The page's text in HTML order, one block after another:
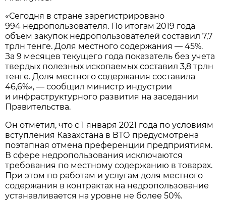
«Сегодня в стране зарегистрировано
994 недропользователя. По итогам 2019 года
объем закупок недропользователей составил 7,7
трлн тенге. Доля местного содержания — 45%.
За 9 месяцев текущего года показатель без учета
твердых полезных ископаемых составил 3,8 трлн
тенге. Доля местного содержания составила
46,6%», — сообщил министр индустрии
и инфраструктурного развития на заседании
Правительства.
Он отметил, что с 1 января 2021 года по условиям
вступления Казахстана в ВТО предусмотрена
поэтапная отмена преференции предприятиям.
В сфере недропользования исключаются
требования по местному содержанию в товарах.
При этом по работам и услугам доля местного
содержания в контрактах на недропользование
устанавливается на уровне не более 50%.